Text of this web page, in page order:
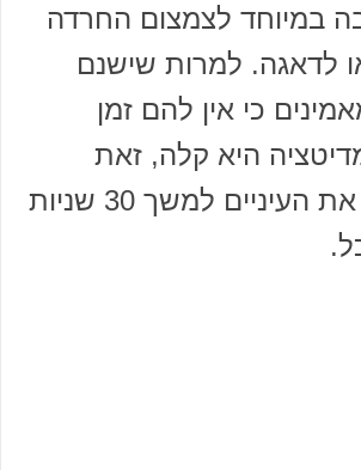
במיוחד לצמצום החרדה
לדאגה. למרות שישנם
כי אין להם זמן
היא קלה, זאת
בחירה לעצום את העיניים למשך 30 שניות